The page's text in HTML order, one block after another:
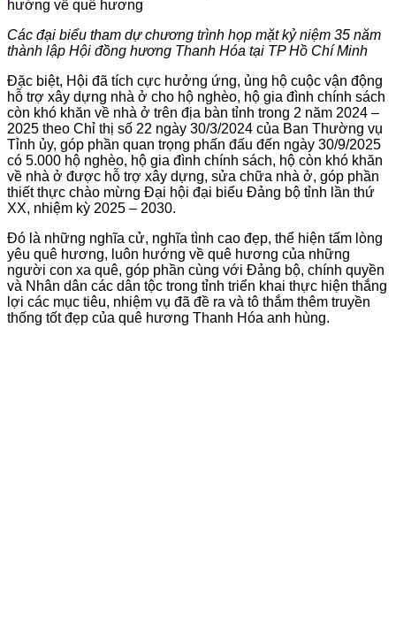
Các đại biểu tham dự chương trình họp mặt kỷ niệm 35 năm
thành lập Hội đồng hương Thanh Hóa tại TP Hồ Chí Minh
Đặc biệt, Hội đã tích cực hưởng ứng, ủng hộ cuộc vận động
hỗ trợ xây dựng nhà ở cho hộ nghèo, hộ gia đình chính sách
còn khó khăn về nhà ở trên địa bàn tỉnh trong 2 năm 2024 –
2025 theo Chỉ thị số 22 ngày 30/3/2024 của Ban Thường vụ
Tỉnh ủy, góp phần quan trọng phấn đấu đến ngày 30/9/2025
có 5.000 hộ nghèo, hộ gia đình chính sách, hộ còn khó khăn
về nhà ở được hỗ trợ xây dựng, sửa chữa nhà ở, góp phần
thiết thực chào mừng Đại hội đại biểu Đảng bộ tỉnh lần thứ
XX, nhiệm kỳ 2025 – 2030.
Đó là những nghĩa cử, nghĩa tình cao đẹp, thể hiện tấm lòng
yêu quê hương, luôn hướng về quê hương của những
người con xa quê, góp phần cùng với Đảng bộ, chính quyền
và Nhân dân các dân tộc trong tỉnh triển khai thực hiện thắng
lợi các mục tiêu, nhiệm vụ đã đề ra và tô thắm thêm truyền
thống tốt đẹp của quê hương Thanh Hóa anh hùng.